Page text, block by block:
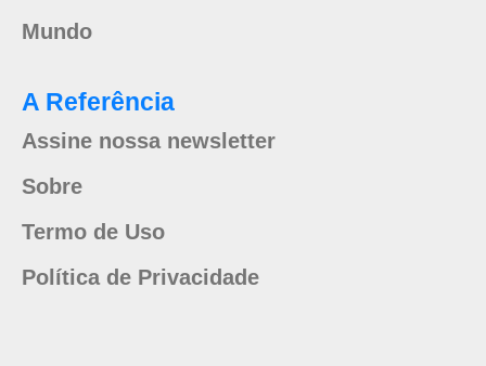
Mundo
A Referência
Assine nossa newsletter
Sobre
Termo de Uso
Política de Privacidade